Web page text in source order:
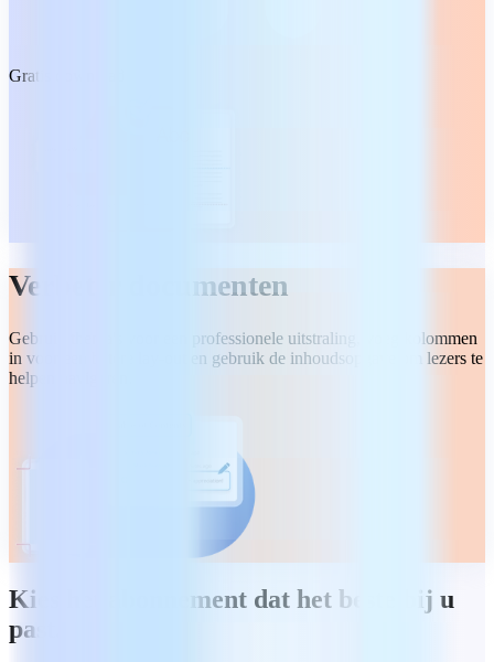
Gratis download
Verbeter documenten
Gebruik thema's voor een professionele uitstraling, voeg kolommen
in voor een betere lay-out en gebruik de inhoudsopgave om lezers te
helpen navigeren.
Kies het abonnement dat het beste bij u
past.